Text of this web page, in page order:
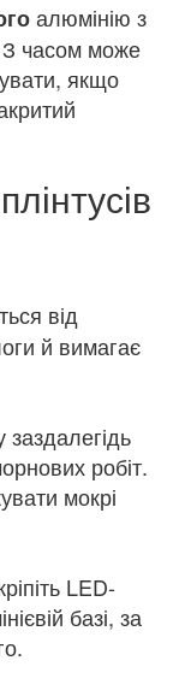
алюмінію з
З часом може
якщо
від
й вимагає
робіт.
мокрі
LED-
базі, за